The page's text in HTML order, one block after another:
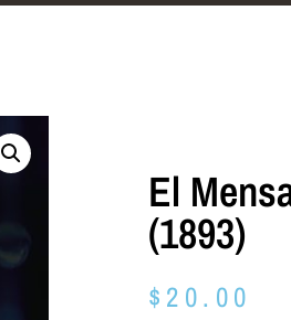
El
(1893)
$ 20.00